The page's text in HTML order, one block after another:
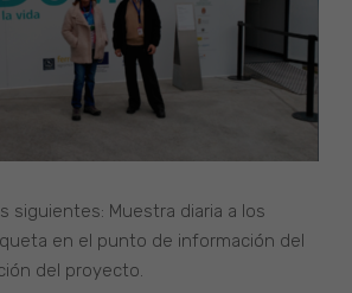
siguientes: Muestra diaria a los
en el punto de información del
del proyecto.